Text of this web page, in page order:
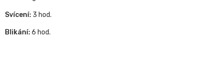
Svícení: 3 hod.
Blikání: 6 hod.